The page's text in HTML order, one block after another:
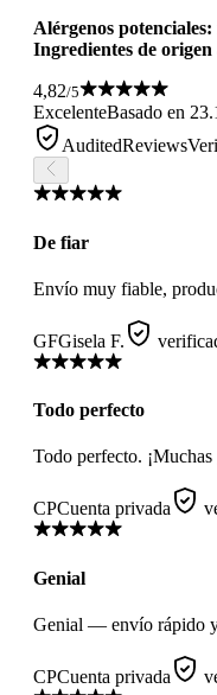
Alérgenos potenciales:
Ingredientes de
4,82/5
ExcelenteBasado en
AuditedReviews
De fiar
Envío muy fiable,
GFGisela F.
Todo perfecto
Todo perfecto. ¡Muchas
CPCuenta privada
Genial
Genial — envío rápido y
CPCuenta privada